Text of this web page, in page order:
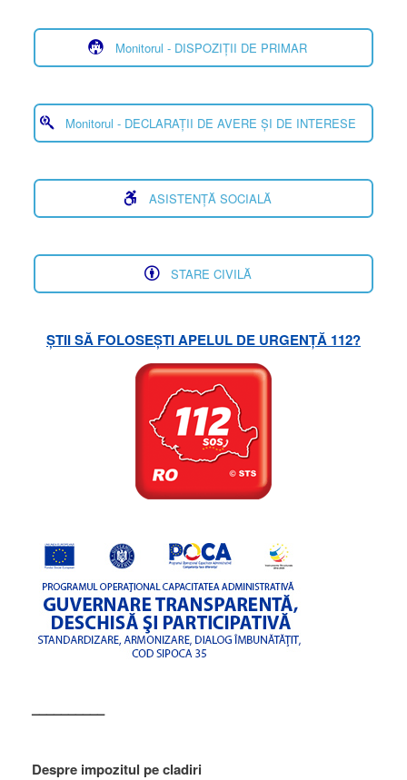
Monitorul - DISPOZIȚII DE PRIMAR
Monitorul - DECLARAȚII DE AVERE ȘI DE INTERESE
ASISTENȚĂ SOCIALĂ
STARE CIVILĂ
ȘTII SĂ FOLOSEȘTI APELUL DE URGENȚĂ 112?
––––––––––
Despre impozitul pe cladiri